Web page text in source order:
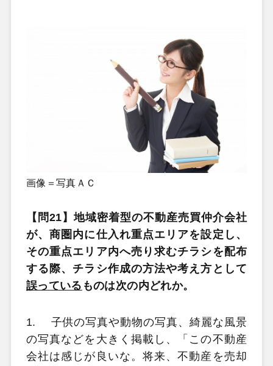
画像＝写真ＡＣ
【問21】地域密着型の不動産売買仲介会社
が、商圏内に仕入れ重点エリアを設定し、
その重点エリア内へ売り求むチラシを配布
する際、チラシ作成の方法や考え方として
誤っている ものは次の内どれか。
1.
子供の写真や動物の写真、綺麗な風景
の写真などを大きく掲載し、「この不動産
会社は感じが良いな。将来、不動産を売却